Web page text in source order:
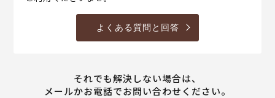
よくある質問と回答
それでも解決しない場合は、
メールかお電話でお問い合わせください。